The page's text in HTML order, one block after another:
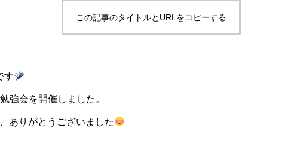
この記事のタイトルとURLをコピーする
す
強会を開催しました。
ありがとうございました